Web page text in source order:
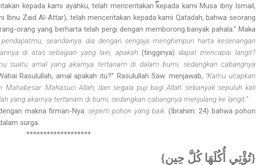
kepada kami ayahku, telah menceritakan kepada kami Musa ibny Ismail,
Ibnu Zaid Al-Attar), telah menceritakan kepada kami Qatadah, bahwa seorang
orang yang berharta telah pergi dengan memborong banyak pahala." Maka
pendapatmu, seandainya dia dengan sengaja menghimpun harta kesenangan
di atas sebagian yang lain, apakah(tingginya) dapat mencapai langit?
suatu amal yang akarnya tertanam di dalam bumi, sedangkan cabangnya
Rasulullah, amal apakah itu?” Rasulullah Saw. menjawab, "Kamu ucapkan
Mahabesar. Mahasuci Allah, dan segala puji bagi Allah' sebanyak sepuluh kali
yang akarnya tertanam di bumi, sedangkan cabangnya menjulang ke langit.”
makna firman-Nya:seperti pohon yang baik.(Ibrahim: 24) bahwa pohon
surga.
*******************
{تُؤْتِي أُكُلَهَا كُلَّ حِينٍ}